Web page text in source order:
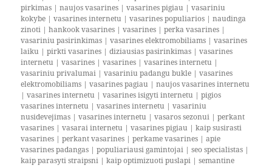
pirkimas |naujos vasarines |vasarines pigiau |vasariniu
kokybe |vasarines internetu |vasarines populiarios |naudinga
zinoti |hankook vasarines |vasarines |perka vasarines |
vasariniu pasirinkimas |vasarines elektromobiliams |vasarines
laiku |pirkti vasarines |diziausias pasirinkimas |vasarines
internetu |vasarines |vasarines |vasarines internetu |
vasariniu privalumai |vasariniu padangu bukle |vasarines
elektromobiliams |vasarines pagiau |naujos vasarines internetu
|vasarines internetu |vasarines isigyti internetu |pigios
vasarines internetu |vasarines internetu |vasariniu
nusidevejimas |vasarines internetu |vasaros sezonui |perkant
vasarines |vasarai internetu |vasarines pigiau |kaip susirasti
vasarines |perkant vasarines |perkame vasarines |apie
vasarines padangas |populiariausi gamintojai |seo specialistas |
kaip parasyti straipsni |kaip optimizuoti puslapi |semantine